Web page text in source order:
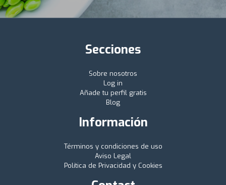
Secciones
Sobre nosotros
Log in
Añade tu perfil gratis
Blog
Información
Términos y condiciones de uso
Aviso Legal
Política de Privacidad y Cookies